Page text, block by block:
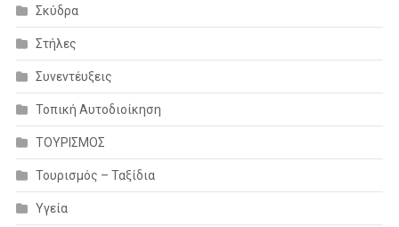
Σκύδρα
Στήλες
Συνεντέυξεις
Τοπική Αυτοδιοίκηση
ΤΟΥΡΙΣΜΟΣ
Τουρισμός – Ταξίδια
Υγεία